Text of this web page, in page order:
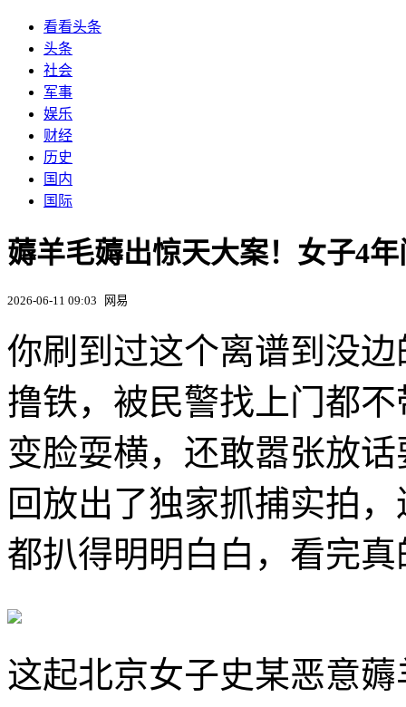
看看头条
头条
社会
军事
娱乐
财经
历史
国内
国际
薅羊毛薅出惊天大案！女子4
2026-06-11 09:03 网易
你刷到过这个离谱到没
撸铁，被民警找上门都
变脸耍横，还敢嚣张放
回放出了独家抓捕实拍
都扒得明明白白，看完
这起北京女子史某恶意